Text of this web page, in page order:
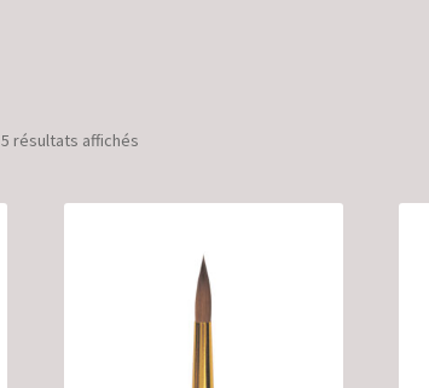
5 résultats affichés